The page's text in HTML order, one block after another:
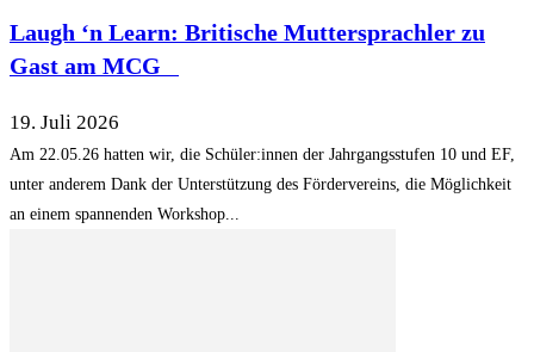
Laugh ‘n Learn: Britische Muttersprachler zu
Gast am MCG
19. Juli 2026
Am 22.05.26 hatten wir, die Schüler:innen der Jahrgangsstufen 10 und EF,
unter anderem Dank der Unterstützung des Fördervereins, die Möglichkeit
an einem spannenden Workshop...